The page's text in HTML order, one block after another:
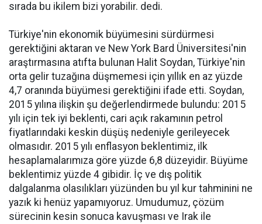
sırada bu ikilem bizi yorabilir. dedi.
Türkiye'nin ekonomik büyümesini sürdürmesi
gerektiğini aktaran ve New York Bard Üniversitesi'nin
araştırmasına atıfta bulunan Halit Soydan, Türkiye'nin
orta gelir tuzağına düşmemesi için yıllık en az yüzde
4,7 oranında büyümesi gerektiğini ifade etti. Soydan,
2015 yılına ilişkin şu değerlendirmede bulundu: 2015
yılı için tek iyi beklenti, cari açık rakamının petrol
fiyatlarındaki keskin düşüş nedeniyle gerileyecek
olmasıdır. 2015 yılı enflasyon beklentimiz, ilk
hesaplamalarımıza göre yüzde 6,8 düzeyidir. Büyüme
beklentimiz yüzde 4 gibidir. İç ve dış politik
dalgalanma olasılıkları yüzünden bu yıl kur tahminini ne
yazık ki henüz yapamıyoruz. Umudumuz, çözüm
sürecinin kesin sonuca kavuşması ve Irak ile